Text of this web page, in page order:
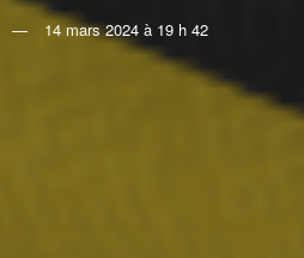
14 mars 2024 à 19 h 42